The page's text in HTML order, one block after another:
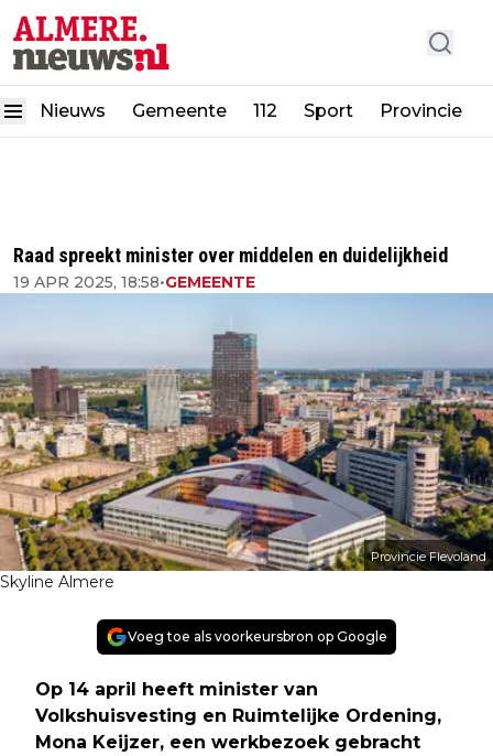
Nieuws Gemeente 112 Sport Provincie
Raad spreekt minister over middelen en duidelijkheid
19 APR 2025, 18:58•GEMEENTE
Provincie Flevoland
Skyline Almere
Voeg toe als voorkeursbron op Google
Op 14 april heeft minister van
Volkshuisvesting en Ruimtelijke Ordening,
Mona Keijzer, een werkbezoek gebracht